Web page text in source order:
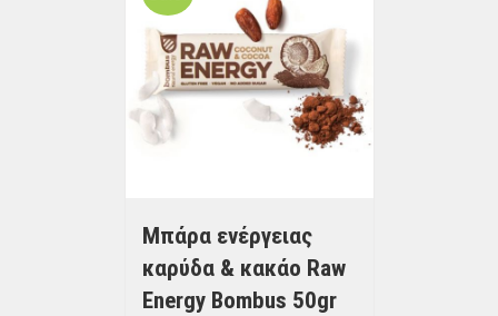
Μπάρα ενέργειας
καρύδα & κακάο Raw
Energy Bombus 50gr